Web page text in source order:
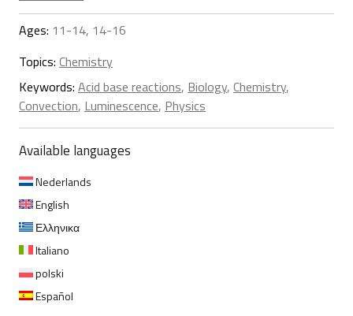
Ages: 11-14, 14-16
Topics: Chemistry
Keywords: Acid base reactions, Biology, Chemistry,
Convection, Luminescence, Physics
Available languages
Nederlands
English
Ελληνικα
Italiano
polski
Español